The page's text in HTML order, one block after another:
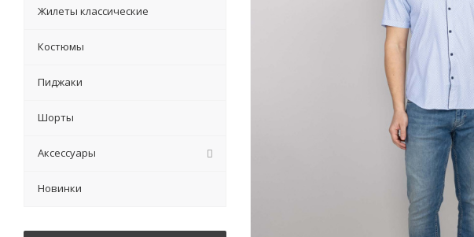
Жилеты классические
Костюмы
Пиджаки
Шорты
Аксессуары
Новинки